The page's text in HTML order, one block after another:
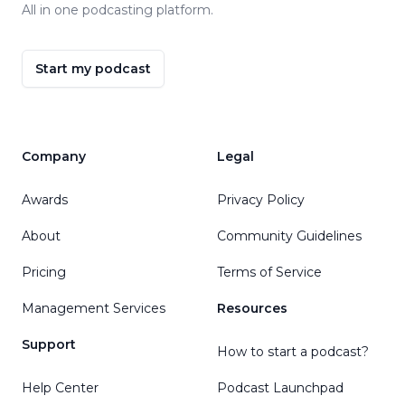
All in one podcasting platform.
Start my podcast
Company
Awards
About
Pricing
Management Services
Support
Help Center
Legal
Privacy Policy
Community Guidelines
Terms of Service
Resources
How to start a podcast?
Podcast Launchpad